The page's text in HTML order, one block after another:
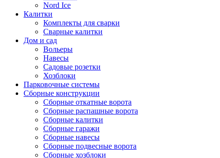
Nord Ice
Калитки
Комплекты для сварки
Сварные калитки
Дом и сад
Вольеры
Навесы
Садовые розетки
Хозблоки
Парковочные системы
Сборные конструкции
Сборные откатные ворота
Сборные распашные ворота
Сборные калитки
Сборные гаражи
Сборные навесы
Сборные подвесные ворота
Сборные хозблоки